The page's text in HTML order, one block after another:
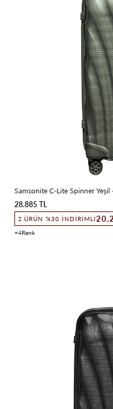
Samsonite C-Lite Spinner
28.885 TL
2.ÜRÜN %30 İNDIRIMLI
4